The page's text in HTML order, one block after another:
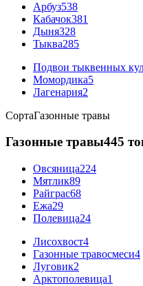
Арбуз538
Кабачок381
Дыня328
Тыква285
Подвои тыквенных
Момордика5
Лагенария2
СортаГазонные травы
Газонные травы445
Овсяница224
Мятлик89
Райграс68
Ежа29
Полевица24
Лисохвост4
Газонные травосмеси4
Луговик2
Арктополевица1